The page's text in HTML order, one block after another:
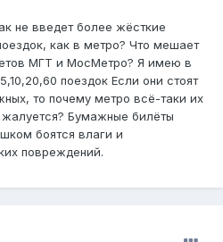
не введет более жёсткие
как в метро? Что мешает
МГТ и МосМетро? Я имею в
поездок Если они стоят
то почему метро всё-таки их
Бумажные билёты
боятся влаги и
повреждений.